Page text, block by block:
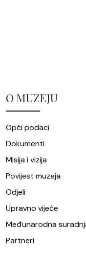
O MUZEJU
Opći podaci
Dokumenti
Misija i vizija
Povijest muzeja
Odjeli
Upravno vijeće
Međunarodna
Partneri